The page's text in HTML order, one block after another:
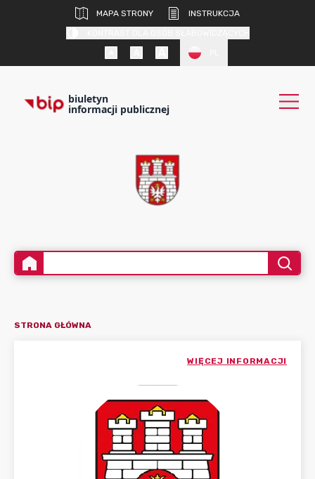
MAPA STRONY
INSTRUKCJA
biuletyn
informacji publicznej
STRONA GŁÓWNA
WIĘCEJ INFORMACJI